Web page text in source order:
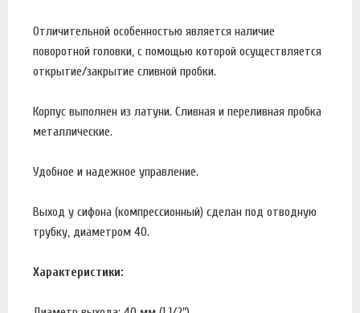
Отличительной особенностью является наличие
поворотной головки, с помощью которой осуществляется
открытие/закрытие сливной пробки.
Корпус выполнен из латуни. Сливная и переливная пробка
металлические.
Удобное и надежное управление.
Выход у сифона (компрессионный) сделан под отводную
трубку, диаметром 40.
Характеристики: